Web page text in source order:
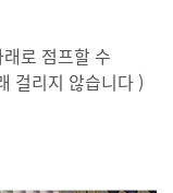
로 점프할 수
걸리지 않습니다 )